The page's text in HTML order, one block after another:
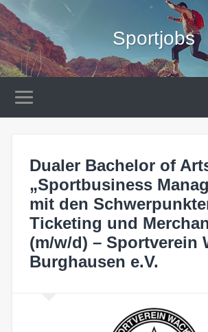
Sportjobs
Dualer Bachelor of
„Sportbusiness
mit den
Ticketing und
(m/w/d) – Sportverein
Burghausen e.V.